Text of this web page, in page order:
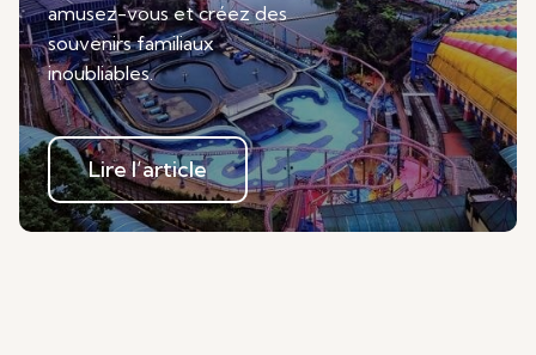
amusez-vous et créez des
souvenirs familiaux
inoubliables.
Lire l’article